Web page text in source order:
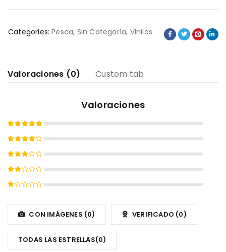
Categories: Pesca, Sin Categoría, Vinilos
Valoraciones (0) Custom tab
Valoraciones
Valorado
5
Valorado
de 5
Valorado
3de
Valorado
de
con
5
CON IMÁGENES (0) VERIFICADO (0)
TODAS LAS ESTRELLAS(0)